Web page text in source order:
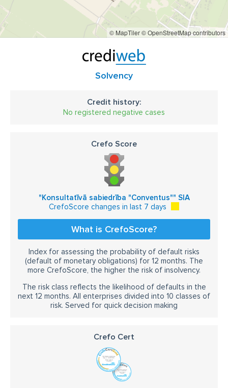
© MapTiler© OpenStreetMap contributors
Solvency
Credit history:
No registered negative cases
Crefo Score
"Konsultatīvā sabiedrība "Conventus"" SIA
CrefoScore changes in last 7 days
What is CrefoScore?
Index for assessing the probability of default risks
(default of monetary obligations) for 12 months. The
more CrefoScore, the higher the risk of insolvency.
The risk class reflects the likelihood of defaults in the
next 12 months. All enterprises divided into 10 classes of
risk. Served for quick decision making
Crefo Cert